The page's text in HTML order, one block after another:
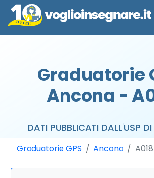
Graduatorie
Ancona -
DATI PUBBLICATI DALL'USP
Graduatorie GPS Ancona A018